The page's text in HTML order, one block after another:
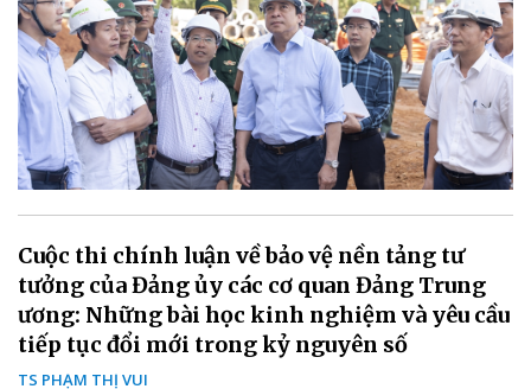
Cuộc thi chính luận về bảo vệ nền tảng tư
tưởng của Đảng ủy các cơ quan Đảng Trung
ương: Những bài học kinh nghiệm và yêu cầu
tiếp tục đổi mới trong kỷ nguyên số
TS PHẠM THỊ VUI